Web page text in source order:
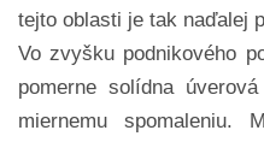
tejto oblasti je tak naďalej
Vo zvyšku podnikového
pomerne solídna
miernemu spomaleniu.